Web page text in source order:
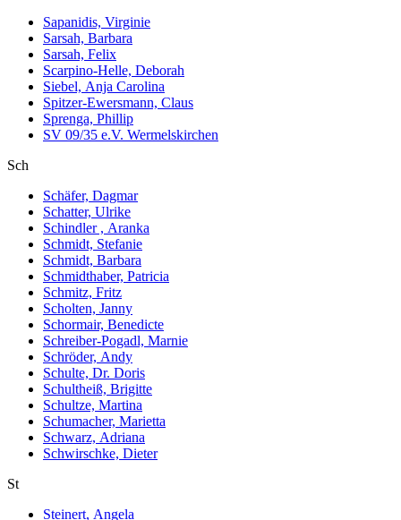
Sapanidis, Virginie
Sarsah, Barbara
Sarsah, Felix
Scarpino-Helle, Deborah
Siebel, Anja Carolina
Spitzer-Ewersmann, Claus
Sprenga, Phillip
SV 09/35 e.V. Wermelskirchen
Sch
Schäfer, Dagmar
Schatter, Ulrike
Schindler , Aranka
Schmidt, Stefanie
Schmidt, Barbara
Schmidthaber, Patricia
Schmitz, Fritz
Scholten, Janny
Schormair, Benedicte
Schreiber-Pogadl, Marnie
Schröder, Andy
Schulte, Dr. Doris
Schultheiß, Brigitte
Schultze, Martina
Schumacher, Marietta
Schwarz, Adriana
Schwirschke, Dieter
St
Steinert, Angela